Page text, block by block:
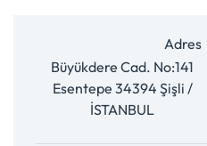
Adres
Büyükdere Cad. No:141
Esentepe 34394 Şişli /
İSTANBUL